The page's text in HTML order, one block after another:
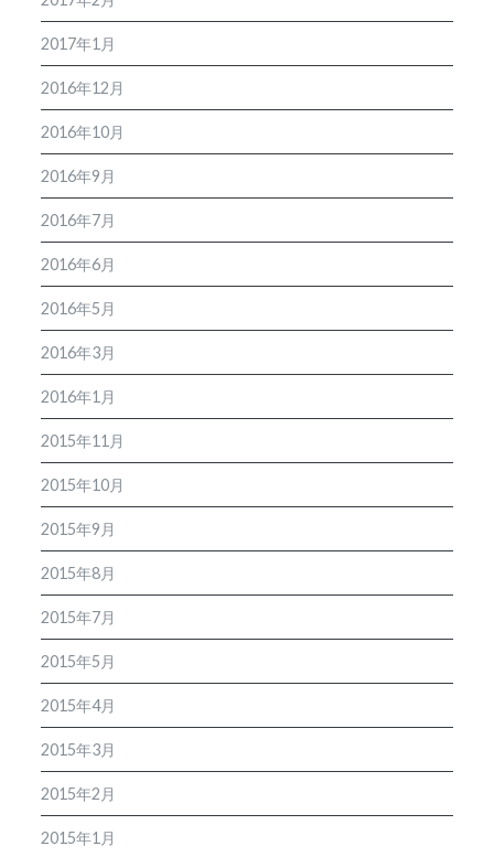
2017年1月
2016年12月
2016年10月
2016年9月
2016年7月
2016年6月
2016年5月
2016年3月
2016年1月
2015年11月
2015年10月
2015年9月
2015年8月
2015年7月
2015年5月
2015年4月
2015年3月
2015年2月
2015年1月